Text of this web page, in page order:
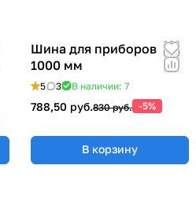
Шина для приборов
1000 мм
5 3 В наличии: 7
788,50 руб.830 руб. -5%
В корзину